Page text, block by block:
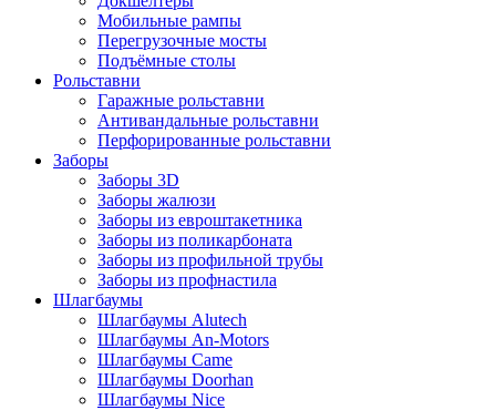
Мобильные рампы
Перегрузочные мосты
Подъёмные столы
Рольставни
Гаражные рольставни
Антивандальные рольставни
Перфорированные рольставни
Заборы
Заборы 3D
Заборы жалюзи
Заборы из евроштакетника
Заборы из поликарбоната
Заборы из профильной трубы
Заборы из профнастила
Шлагбаумы
Шлагбаумы Alutech
Шлагбаумы An-Motors
Шлагбаумы Came
Шлагбаумы Doorhan
Шлагбаумы Nice